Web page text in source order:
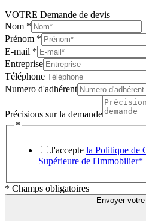
VOTRE Demande de devis
Nom *
Prénom *
E-mail *
Entreprise
Téléphone
Numero d'adhérent
Précisions sur la demande
*
J'accepte la Politique de
Supérieure de l'Immobilier*
* Champs obligatoires